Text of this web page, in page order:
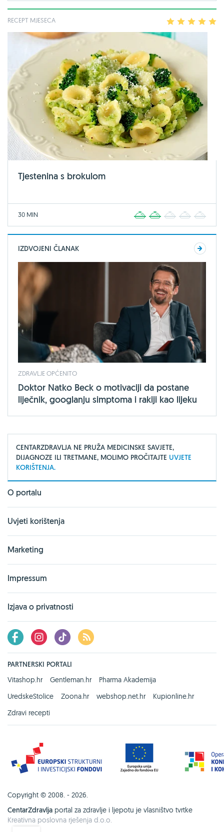
RECEPT MJESECA 2 3 4
Tjestenina s brokulom
30 MIN 2 3 4
IZDVOJENI ČLANAK
ZDRAVLJE OPĆENITO
Doktor Natko Beck o motivaciji da postane
liječnik, googlanju simptoma i rakiji kao lijeku
CENTARZDRAVLJA NE PRUŽA MEDICINSKE SAVJETE,
DIJAGNOZE ILI TRETMANE, MOLIMO PROČITAJTE UVJETE
KORIŠTENJA.
O portalu
Uvjeti korištenja
Marketing
Impressum
Izjava o privatnosti
PARTNERSKI PORTALI
Vitashop.hr
Gentleman.hr
Pharma Akademija
UredskeStolice
Zoona.hr webshop.net.hr
Kupionline.hr
Zdravi recepti
Copyright © 2008. - 2026.
CentarZdravlja portal za zdravlje i ljepotu je vlasništvo tvrtke
Kreativna poslovna rješenja d.o.o.